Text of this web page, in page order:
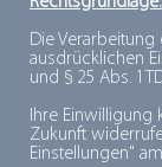
Die
ausdrücklichen
und § 25 Abs. 1
Ihre
Zukunft
Einstellungen"
welches Sie
haben Sie die
Passwort